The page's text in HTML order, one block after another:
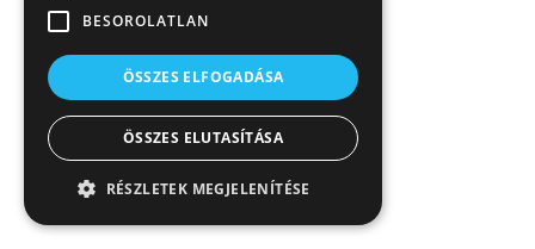
BESOROLATLAN
ÖSSZES ELFOGADÁSA
ÖSSZES ELUTASÍTÁSA
RÉSZLETEK MEGJELENÍTÉSE